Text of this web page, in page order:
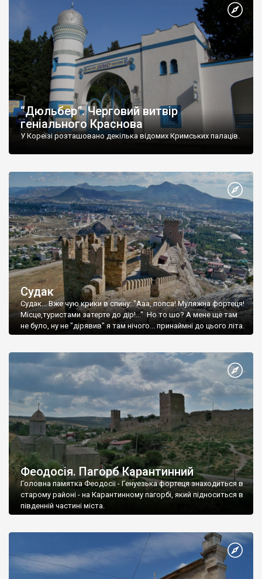
“Дюльбер”. Черговий витвір
геніального Краснова
У Кореїзі розташовано декілька відомих Кримських палаців.
Судак
Судак... Вже чую крики в спину: "Ааа, попса! Муляжна фортеця!
Місце,туристами затерте до дір!..." Но то шо? А мене ще там
не було, ну не "дірявив" я там нічого... принаймні до цього літа.
Феодосія. Пагорб Карантинний
Головна памятка Феодосії - Генуезька фортеця знаходиться в
старому районі - на Карантинному пагорбі, який підноситься в
південній частині міста.